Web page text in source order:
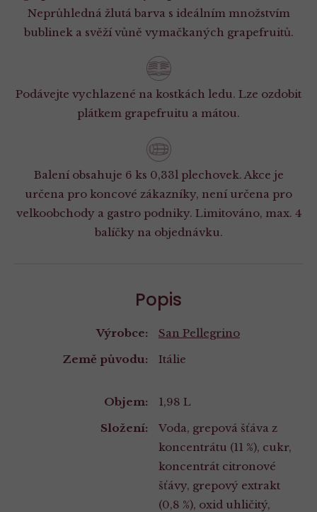
Neprůhledná žlutá barva s ideálním množstvím
bublinek a svěží vůně vymačkaných grapefruitů.
Podávejte vychlazené na kostkách ledu. Lze ozdobit
plátkem grapefruitu a mátou.
Balení obsahuje 6 ks 0,33l plechovek. Akce je
určena pro koncové zákazníky, není určena pro
velkoobchody a gastro podniky. Limitováno, max. 4
balíčky na objednávku.
Popis
Výrobce:
San Pellegrino
Země původu:
Itálie
Objem:
1,98 L
Složení:
Voda, grepová šťáva z
koncentrátu (11 %), cukr,
koncentrát citronové
šťávy, grepový extrakt
(0,8 %), oxid uhličitý,